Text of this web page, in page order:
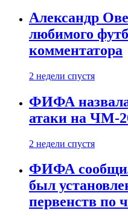
Александр
любимого
комментатора
2 недели спустя
ФИФА
атаки на ЧМ-
2 недели спустя
ФИФА
был
первенств по